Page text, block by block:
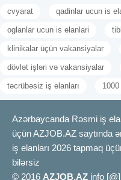
cvyarat qadinlar ucun is
oglanlar ucun is elanlari
klinikalar üçün vakansiyalar
dövlət işləri və vakansiyalar
təcrübəsiz iş elanları 1000
Azərbaycanda Rəsmi iş
üçün AZJOB.AZ saytında
iş elanları 2026 tapmaq
bilərsiz
© 2016 AZJOB.AZ info